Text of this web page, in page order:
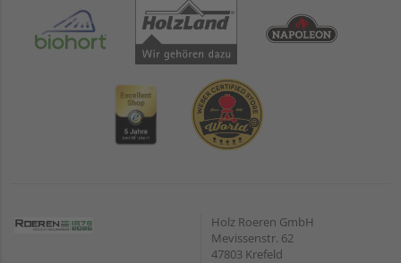
Holz Roeren GmbH
Mevissenstr. 62
47803 Krefeld